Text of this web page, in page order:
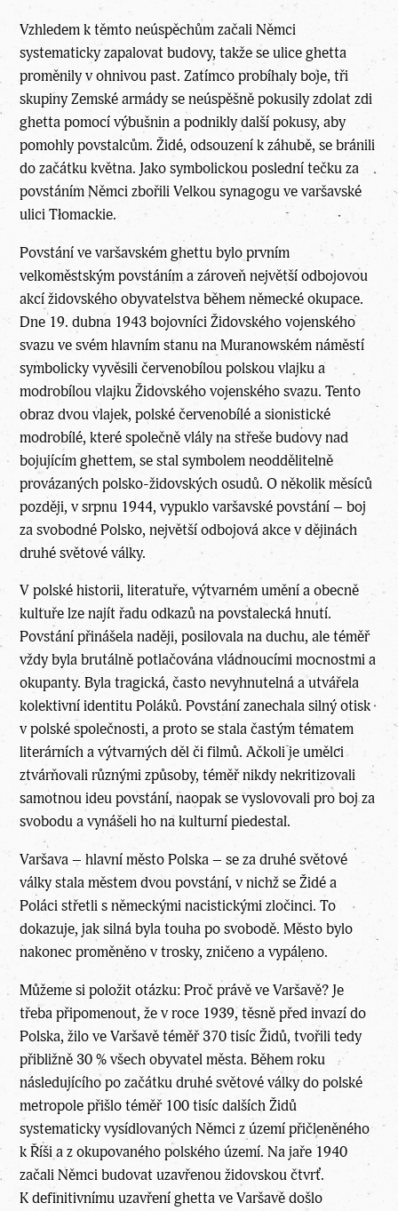
Vzhledem k těmto neúspěchům začali Němci
systematicky zapalovat budovy, takže se ulice ghetta
proměnily v ohnivou past. Zatímco probíhaly boje, tři
skupiny Zemské armády se neúspěšně pokusily zdolat zdi
ghetta pomocí výbušnin a podnikly další pokusy, aby
pomohly povstalcům. Židé, odsouzení k záhubě, se bránili
do začátku května. Jako symbolickou poslední tečku za
povstáním Němci zbořili Velkou synagogu ve varšavské
ulici Tłomackie.
Povstání ve varšavském ghettu bylo prvním
velkoměstským povstáním a zároveň největší odbojovou
akcí židovského obyvatelstva během německé okupace.
Dne 19. dubna 1943 bojovníci Židovského vojenského
svazu ve svém hlavním stanu na Muranowském náměstí
symbolicky vyvěsili červenobílou polskou vlajku a
modrobílou vlajku Židovského vojenského svazu. Tento
obraz dvou vlajek, polské červenobílé a sionistické
modrobílé, které společně vlály na střeše budovy nad
bojujícím ghettem, se stal symbolem neoddělitelně
provázaných polsko-židovských osudů. O několik měsíců
později, v srpnu 1944, vypuklo varšavské povstání – boj
za svobodné Polsko, největší odbojová akce v dějinách
druhé světové války.
V polské historii, literatuře, výtvarném umění a obecně
kultuře lze najít řadu odkazů na povstalecká hnutí.
Povstání přinášela naději, posilovala na duchu, ale téměř
vždy byla brutálně potlačována vládnoucími mocnostmi a
okupanty. Byla tragická, často nevyhnutelná a utvářela
kolektivní identitu Poláků. Povstání zanechala silný otisk
v polské společnosti, a proto se stala častým tématem
literárních a výtvarných děl či filmů. Ačkoli je umělci
ztvárňovali různými způsoby, téměř nikdy nekritizovali
samotnou ideu povstání, naopak se vyslovovali pro boj za
svobodu a vynášeli ho na kulturní piedestal.
Varšava – hlavní město Polska – se za druhé světové
války stala městem dvou povstání, v nichž se Židé a
Poláci střetli s německými nacistickými zločinci. To
dokazuje, jak silná byla touha po svobodě. Město bylo
nakonec proměněno v trosky, zničeno a vypáleno.
Můžeme si položit otázku: Proč právě ve Varšavě? Je
třeba připomenout, že v roce 1939, těsně před invazí do
Polska, žilo ve Varšavě téměř 370 tisíc Židů, tvořili tedy
přibližně 30 % všech obyvatel města. Během roku
následujícího po začátku druhé světové války do polské
metropole přišlo téměř 100 tisíc dalších Židů
systematicky vysídlovaných Němci z území přičleněného
k Říši a z okupovaného polského území. Na jaře 1940
začali Němci budovat uzavřenou židovskou čtvrť.
K definitivnímu uzavření ghetta ve Varšavě došlo